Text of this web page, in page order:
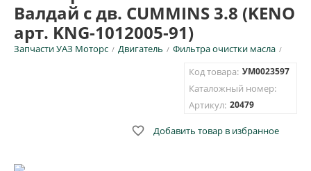
Валдай с дв. CUMMINS 3.8 (KENO
арт. KNG-1012005-91)
Запчасти УАЗ Моторс / Двигатель / Фильтра очистки масла /
Код товара: УМ0023597
Каталожный номер:
Артикул: 20479
 Добавить товар в избранное
E-mail для уведомления письмом
Номер телефона для SMS уведомления